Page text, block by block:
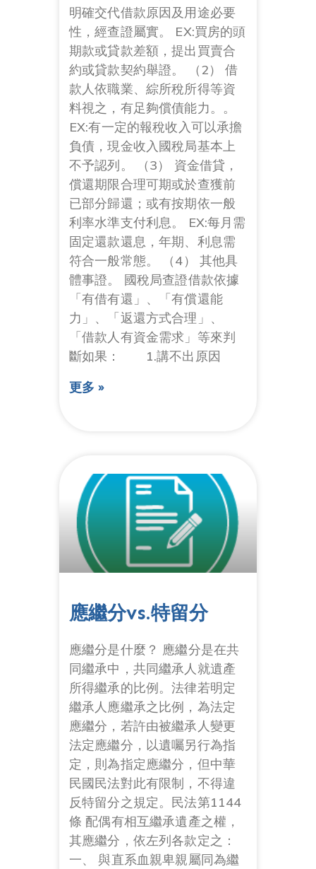
明確交代借款原因及用途必要
性，經查證屬實。 EX:買房的頭
期款或貸款差額，提出買賣合
約或貸款契約舉證。 （2） 借
款人依職業、綜所稅所得等資
料視之，有足夠償債能力。。
EX:有一定的報稅收入可以承擔
負債，現金收入國稅局基本上
不予認列。 （3） 資金借貸，
償還期限合理可期或於查獲前
已部分歸還；或有按期依一般
利率水準支付利息。 EX:每月需
固定還款還息，年期、利息需
符合一般常態。 （4） 其他具
體事證。 國稅局查證借款依據
「有借有還」、「有償還能
力」、「返還方式合理」、
「借款人有資金需求」等來判
斷如果： 1.講不出原因
更多 »
應繼分vs.特留分
應繼分是什麼？ 應繼分是在共
同繼承中，共同繼承人就遺產
所得繼承的比例。法律若明定
繼承人應繼承之比例，為法定
應繼分，若許由被繼承人變更
法定應繼分，以遺囑另行為指
定，則為指定應繼分，但中華
民國民法對此有限制，不得違
反特留分之規定。民法第1144
條 配偶有相互繼承遺產之權，
其應繼分，依左列各款定之：
一、 與直系血親卑親屬同為繼